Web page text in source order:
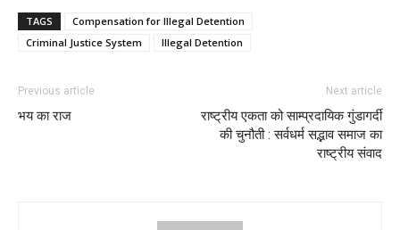
TAGS
Compensation for Illegal Detention
Criminal Justice System
Illegal Detention
Previous article
भय का राज
Next article
राष्ट्रीय एकता को साम्प्रदायिक गुंडागर्दी
की चुनौती : सर्वधर्म सद्भाव समाज का
राष्ट्रीय संवाद